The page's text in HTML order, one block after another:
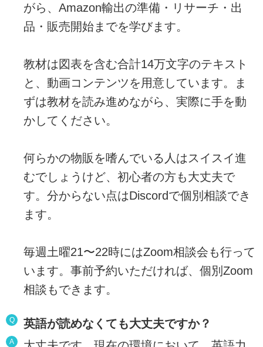
がら、Amazon輸出の準備・リサーチ・出
品・販売開始までを学びます。
教材は図表を含む合計14万文字のテキスト
と、動画コンテンツを用意しています。ま
ずは教材を読み進めながら、実際に手を動
かしてください。
何らかの物販を嗜んでいる人はスイスイ進
むでしょうけど、初心者の方も大丈夫で
す。分からない点はDiscordで個別相談でき
ます。
毎週土曜21〜22時にはZoom相談会も行って
います。事前予約いただければ、個別Zoom
相談もできます。
Q 英語が読めなくても大丈夫ですか？
A